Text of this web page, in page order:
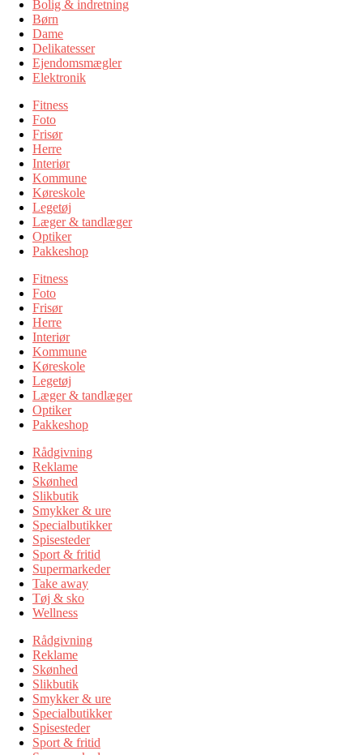
Bolig & indretning
Børn
Dame
Delikatesser
Ejendomsmægler
Elektronik
Fitness
Foto
Frisør
Herre
Interiør
Kommune
Køreskole
Legetøj
Læger & tandlæger
Optiker
Pakkeshop
Fitness
Foto
Frisør
Herre
Interiør
Kommune
Køreskole
Legetøj
Læger & tandlæger
Optiker
Pakkeshop
Rådgivning
Reklame
Skønhed
Slikbutik
Smykker & ure
Specialbutikker
Spisesteder
Sport & fritid
Supermarkeder
Take away
Tøj & sko
Wellness
Rådgivning
Reklame
Skønhed
Slikbutik
Smykker & ure
Specialbutikker
Spisesteder
Sport & fritid